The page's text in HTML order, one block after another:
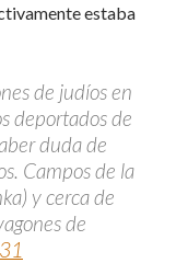
estaba
de judíos en
deportados de
duda de
Campos de la
y cerca de
de
31